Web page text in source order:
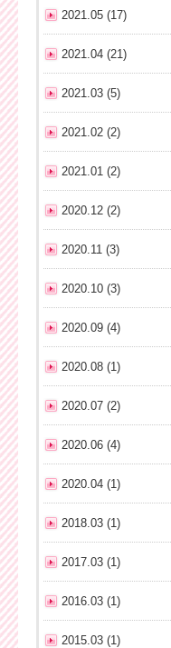
2021.05 (17)
2021.04 (21)
2021.03 (5)
2021.02 (2)
2021.01 (2)
2020.12 (2)
2020.11 (3)
2020.10 (3)
2020.09 (4)
2020.08 (1)
2020.07 (2)
2020.06 (4)
2020.04 (1)
2018.03 (1)
2017.03 (1)
2016.03 (1)
2015.03 (1)